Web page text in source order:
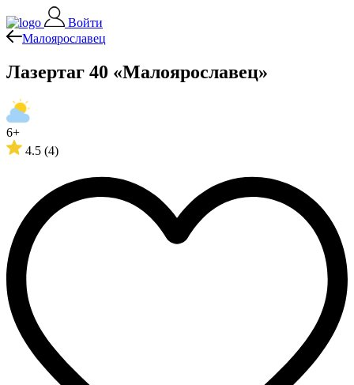
Войти
Малоярославец
Лазертаг 40 «Малоярославец»
6+
4.5 (4)